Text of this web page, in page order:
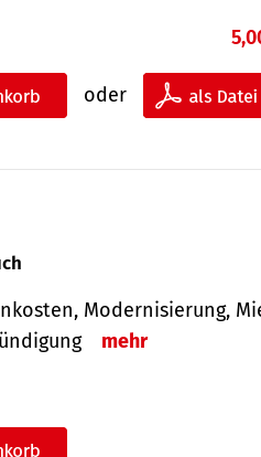
oder
Modernisierung,
mehr